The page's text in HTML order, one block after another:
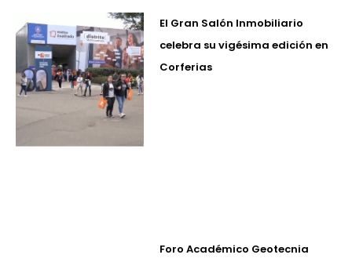
El Gran Salón Inmobiliario
celebra su vigésima edición en
Corferias
Foro Académico Geotecnia